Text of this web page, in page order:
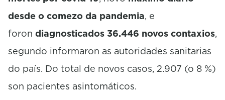
desde o comezo da pandemia, e
foron diagnosticados 36.446 novos contaxios,
segundo informaron as autoridades sanitarias
do país. Do total de novos casos, 2.907 (o 8 %)
son pacientes asintomáticos.